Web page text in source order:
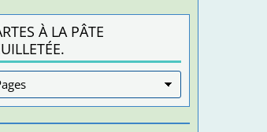
À LA PÂTE